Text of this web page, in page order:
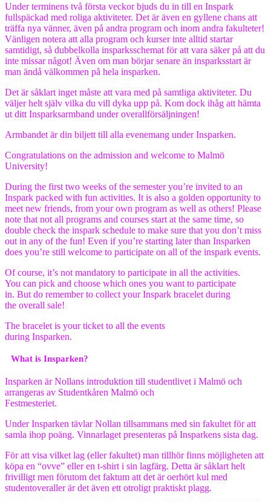
Under terminens två första veckor bjuds du in till en Inspark
fullspäckad med roliga aktiviteter. Det är även en gyllene chans att
träffa nya vänner, även på andra program och inom andra fakulteter!
Vänligen notera att alla program och kurser inte alltid startar
samtidigt, så dubbelkolla insparksschemat för att vara säker på att du
inte missar något! Även om man börjar senare än insparksstart är
man ändå välkommen på hela insparken.
Det är såklart inget måste att vara med på samtliga aktiviteter. Du
väljer helt själv vilka du vill dyka upp på. Kom dock ihåg att hämta
ut ditt Insparksarmband under overallförsäljningen!
Armbandet är din biljett till alla evenemang under Insparken.
Congratulations on the admission and welcome to Malmö
University!
During the first two weeks of the semester you’re invited to an
Inspark packed with fun activities. It is also a golden opportunity to
meet new friends, from your own program as well as others! Please
note that not all programs and courses start at the same time, so
double check the inspark schedule to make sure that you don’t miss
out in any of the fun! Even if you’re starting later than Insparken
does you’re still welcome to participate on all of the inspark events.
Of course, it’s not mandatory to participate in all the activities.
You can pick and choose which ones you want to participate
in. But do remember to collect your Inspark bracelet during
the overall sale!
The bracelet is your ticket to all the events
during Insparken.
What is Insparken?
Insparken är Nollans introduktion till studentlivet i Malmö och
arrangeras av Studentkåren Malmö och
Festmesteriet.
Under Insparken tävlar Nollan tillsammans med sin fakultet för att
samla ihop poäng. Vinnarlaget presenteras på Insparkens sista dag.
För att visa vilket lag (eller fakultet) man tillhör finns möjligheten att
köpa en “ovve” eller en t-shirt i sin lagfärg. Detta är såklart helt
frivilligt men förutom det faktum att det är oerhört kul med
studentoveraller är det även ett otroligt praktiskt plagg.